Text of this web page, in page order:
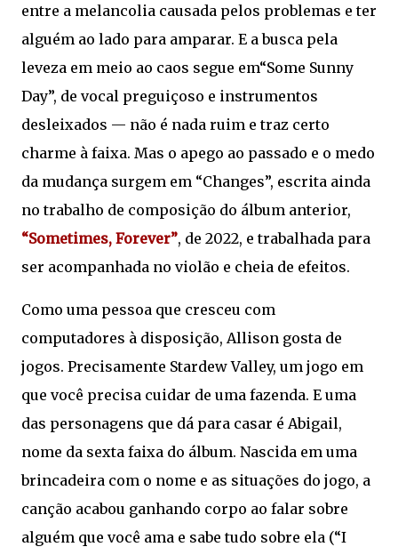
entre a melancolia causada pelos problemas e ter
alguém ao lado para amparar. E a busca pela
leveza em meio ao caos segue em“Some Sunny
Day”, de vocal preguiçoso e instrumentos
desleixados — não é nada ruim e traz certo
charme à faixa. Mas o apego ao passado e o medo
da mudança surgem em “Changes”, escrita ainda
no trabalho de composição do álbum anterior,
“Sometimes, Forever”, de 2022, e trabalhada para
ser acompanhada no violão e cheia de efeitos.
Como uma pessoa que cresceu com
computadores à disposição, Allison gosta de
jogos. Precisamente Stardew Valley, um jogo em
que você precisa cuidar de uma fazenda. E uma
das personagens que dá para casar é Abigail,
nome da sexta faixa do álbum. Nascida em uma
brincadeira com o nome e as situações do jogo, a
canção acabou ganhando corpo ao falar sobre
alguém que você ama e sabe tudo sobre ela (“I